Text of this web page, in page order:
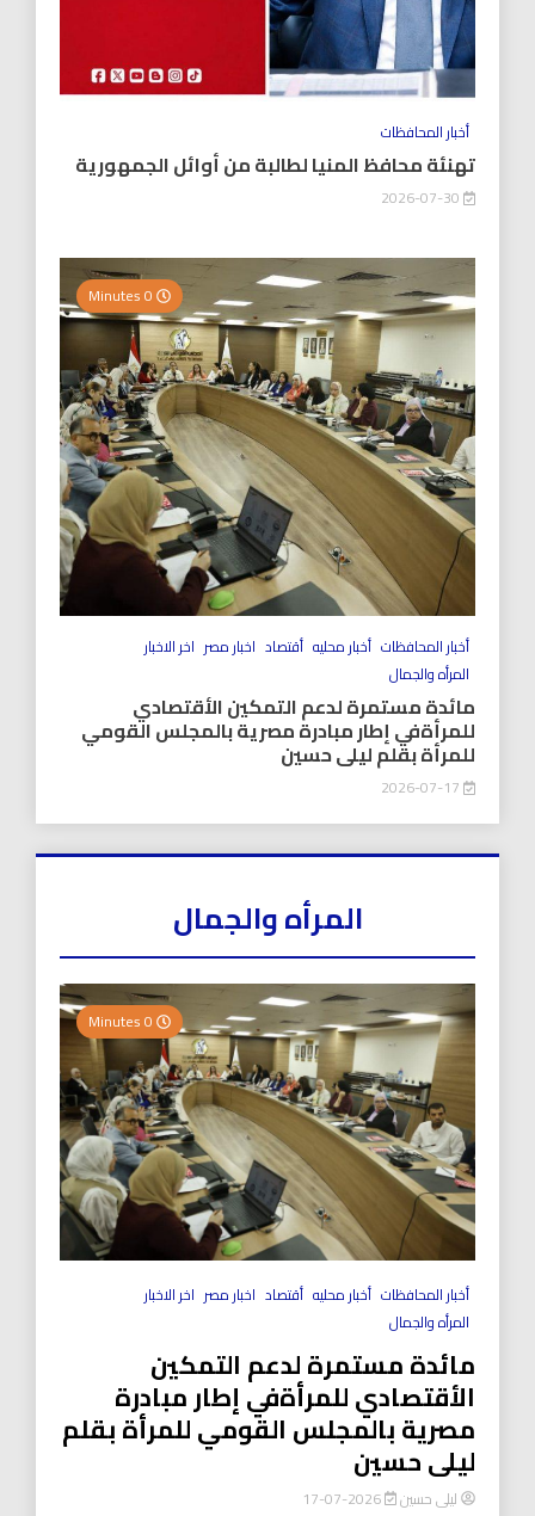
أخبار المحافظات
تهنئة محافظ المنيا لطالبة من أوائل الجمهورية
أخبار المحافظات أخبار محليه أقتصاد اخبار مصر اخر الاخبار
المرأه والجمال
مائدة مستمرة لدعم التمكين الأقتصادي
للمرأةفي إطار مبادرة مصرية بالمجلس القومي
للمرأة بقلم ليلى حسين
المرأه والجمال
أخبار المحافظات أخبار محليه أقتصاد اخبار مصر اخر الاخبار
المرأه والجمال
مائدة مستمرة لدعم التمكين
الأقتصادي للمرأةفي إطار مبادرة
مصرية بالمجلس القومي للمرأة بقلم
ليلى حسين
ليلى حسين 2026-07-17